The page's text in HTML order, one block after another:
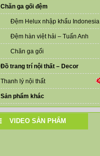
Chăn ga gối đệm
Đệm Helux nhập khẩu Indonesia
Đệm hàn việt hải – Tuấn Anh
Chăn ga gối
Đồ trang trí nội thất – Decor
Thanh lý nội thất
Sản phẩm khác
VIDEO SẢN PHẨM